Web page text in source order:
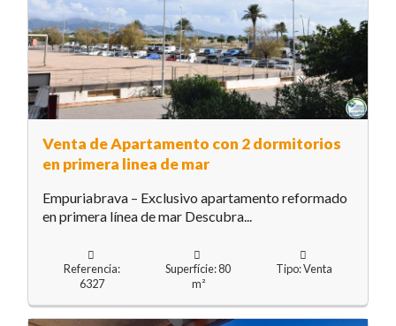
Venta de Apartamento con 2 dormitorios
en primera linea de mar
Empuriabrava – Exclusivo apartamento reformado
en primera línea de mar Descubra...
Referencia:
6327
Superfície: 80
m²
Tipo: Venta